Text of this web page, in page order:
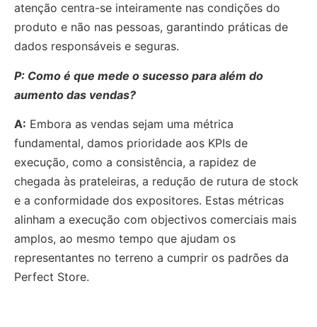
atenção centra-se inteiramente nas condições do
produto e não nas pessoas, garantindo práticas de
dados responsáveis e seguras.
P: Como é que mede o sucesso para além do
aumento das vendas?
A: Embora as vendas sejam uma métrica
fundamental, damos prioridade aos KPIs de
execução, como a consistência, a rapidez de
chegada às prateleiras, a redução de rutura de stock
e a conformidade dos expositores. Estas métricas
alinham a execução com objectivos comerciais mais
amplos, ao mesmo tempo que ajudam os
representantes no terreno a cumprir os padrões da
Perfect Store.